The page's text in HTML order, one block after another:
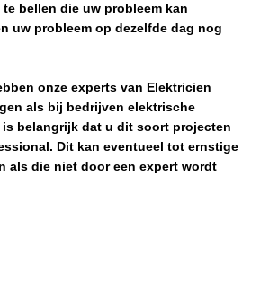
bellen die uw probleem kan
uw probleem op dezelfde dag nog
onze experts van Elektricien
als bij bedrijven elektrische
belangrijk dat u dit soort projecten
Dit kan eventueel tot ernstige
als die niet door een expert wordt